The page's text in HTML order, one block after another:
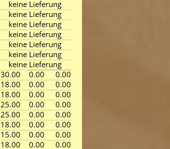
keine Lieferung
keine Lieferung
keine Lieferung
keine Lieferung
keine Lieferung
keine Lieferung
keine Lieferung
30.00 0.00
0.00
18.00 0.00
0.00
18.00 0.00
0.00
25.00 0.00
0.00
25.00 0.00
0.00
18.00 0.00
0.00
15.00 0.00
0.00
18.00 0.00
0.00